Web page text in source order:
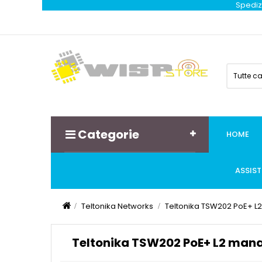
Tutte
Categorie HOME
Teltonika Networks Teltonika TSW202 PoE+
Teltonika TSW202 PoE+ L2